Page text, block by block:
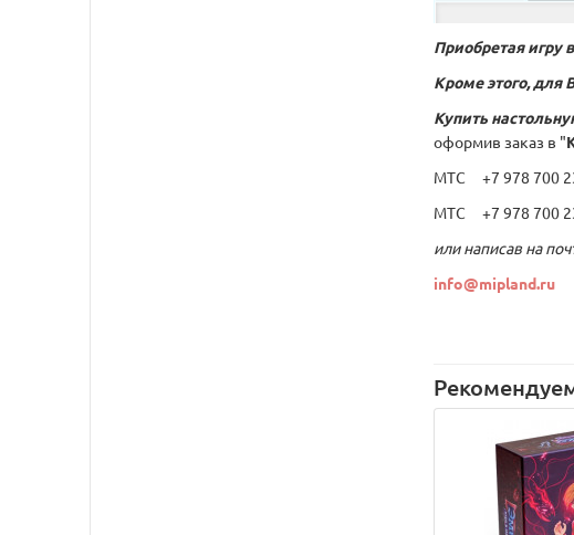
Приобретая игру
Кроме этого, для
Купить
оформив заказ в "
МТС +7 978 700
МТС +7 978 700
или написав на
info@mipland.ru